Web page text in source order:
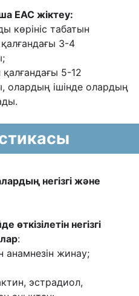
ЕАС жіктеу:
көрініс табатын
3-4
5-12
олардың ішінде олардың
негізгі және
негізгі
:
жинау;
эстрадиол,